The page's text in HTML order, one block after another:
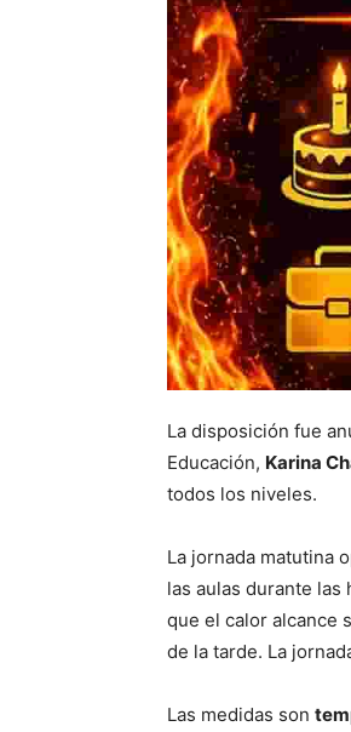
La disposición fue
Educación, Karina
todos los niveles.
La jornada matutina
las aulas durante
que el calor alcance
de la tarde. La
Las medidas son